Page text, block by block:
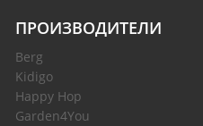
ПРОИЗВОДИТЕЛИ
Berg
Kidigo
Happy Hop
Garden4You